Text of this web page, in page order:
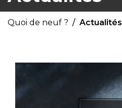
Quoi de neuf ? Actualités